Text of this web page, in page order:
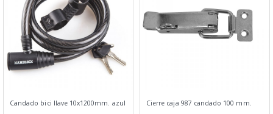
Candado bici llave 10x1200mm. azul Cierre caja 987 candado 100 mm.